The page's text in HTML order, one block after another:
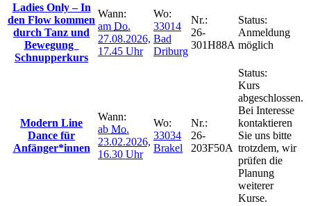
Ladies Only – In
den Flow kommen
durch Tanz und
Bewegung
Schnupperkurs
Wann:
am Do.
27.08.2026,
17.45 Uhr
Wo:
33014
Bad
Driburg
Nr.:
26-
301H88A
Status:
Anmeldung
möglich
Modern Line
Dance für
Anfänger*innen
Wann:
ab Mo.
23.02.2026,
16.30 Uhr
Wo:
33034
Brakel
Nr.:
26-
203F50A
Status:
Kurs
abgeschlossen.
Bei Interesse
kontaktieren
Sie uns bitte
trotzdem, wir
prüfen die
Planung
weiterer
Kurse.